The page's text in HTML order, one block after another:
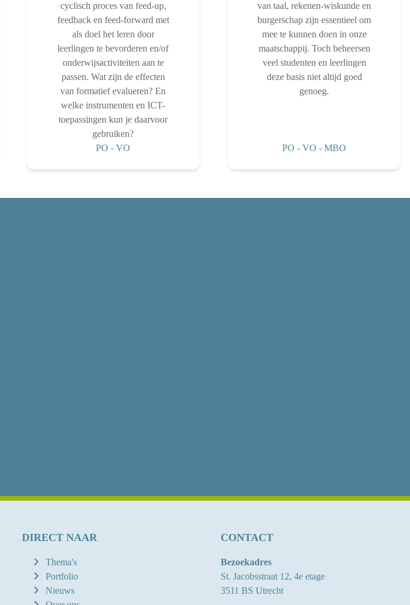
cyclisch proces van feed-up,
feedback en feed-forward met
als doel het leren door
leerlingen te bevorderen en/of
onderwijsactiviteiten aan te
passen. Wat zijn de effecten
van formatief evalueren? En
welke instrumenten en ICT-
toepassingen kun je daarvoor
gebruiken?
PO - VO
van taal, rekenen-wiskunde en
burgerschap zijn essentieel om
mee te kunnen doen in onze
maatschappij. Toch beheersen
veel studenten en leerlingen
deze basis niet altijd goed
genoeg.
PO - VO - MBO
DIRECT NAAR
Thema's
Portfolio
Nieuws
CONTACT
Bezoekadres
St. Jacobsstraat 12, 4e etage
3511 BS Utrecht